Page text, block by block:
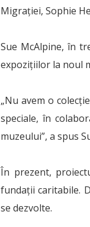
Migrației, Sophie
Sue McAlpine, în
expozițiilor la noul
„Nu avem o
speciale, în
muzeului”, a spus
În prezent,
fundații caritabile.
se dezvolte.